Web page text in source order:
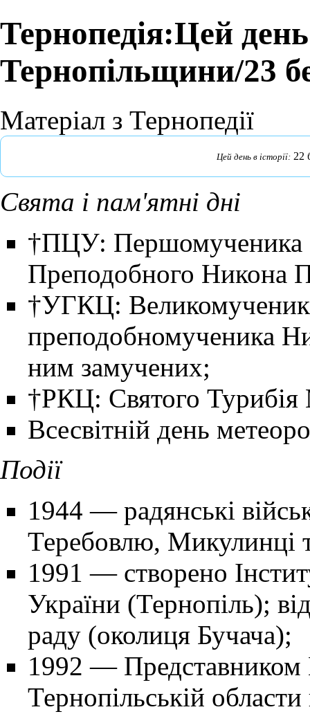
Тернопедія:Цей день
Тернопільщини/23
Матеріал з Тернопедії
Цей день в історії: 22
Свята і пам'ятні дні
†ПЦУ: Першомученика
Преподобного Никона
†УГКЦ:
преподобномученика
ним замучених;
†РКЦ: Святого Турибія
Всесвітній день
Події
1944 — радянські
Теребовлю, Микулинці
1991 — створено
України (Тернопіль);
раду (околиця Бучача);
1992 — Представником
Тернопільській